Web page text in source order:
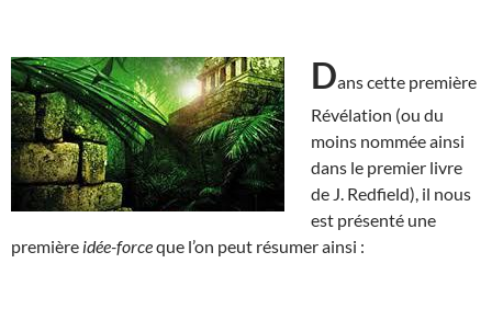
Dans cette première
Révélation (ou du
moins nommée ainsi
dans le premier livre
de J. Redfield), il nous
est présenté une
première idée-forceque l’on peut résumer ainsi :